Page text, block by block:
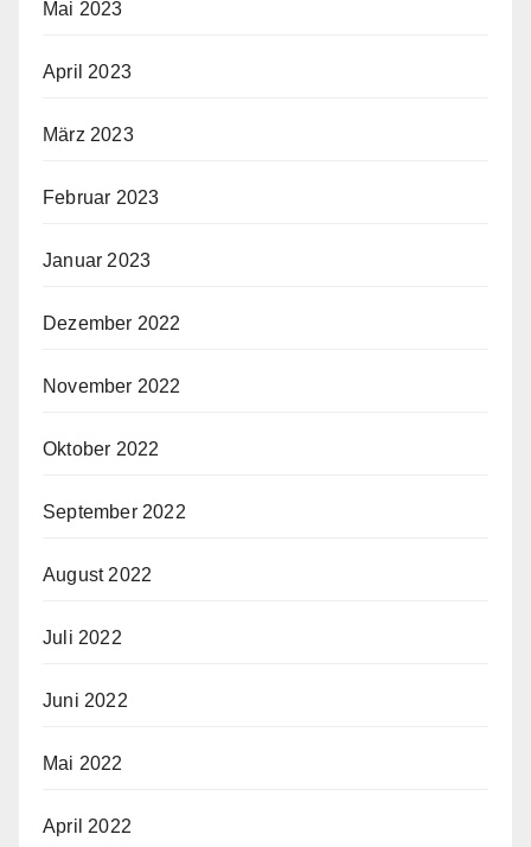
Mai 2023
April 2023
März 2023
Februar 2023
Januar 2023
Dezember 2022
November 2022
Oktober 2022
September 2022
August 2022
Juli 2022
Juni 2022
Mai 2022
April 2022